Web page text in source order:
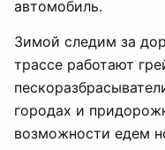
автомобиль.
Зимой следим за
трассе работают
городах и
возможности едем